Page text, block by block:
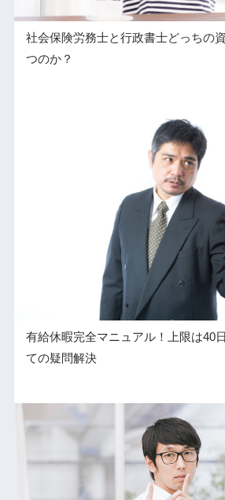
社会保険労務士と行政書士どっちの
つのか？
有給休暇完全マニュアル！上限は40
ての疑問解決